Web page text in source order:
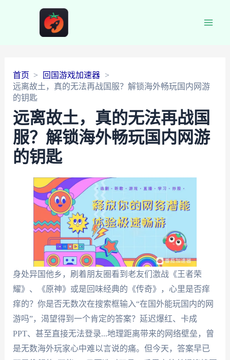
首页
回国游戏加速器
远离故土，真的无法再战国服？解锁海外畅玩国内网游
的钥匙
远离故土，真的无法再战国
服？解锁海外畅玩国内网游
的钥匙
身处异国他乡，刷着朋友圈看到老友们激战《王者荣
耀》、《原神》或是回味经典的《传奇》，心里是否痒
痒的？你是否无数次在搜索框输入“在国外能玩国内的网
游吗”，渴望得到一个肯定的答案？延迟爆红、卡成
PPT、甚至直接无法登录...地理距离带来的网络壁垒，曾
是无数海外玩家心中难以言说的痛。但今天，答案早已